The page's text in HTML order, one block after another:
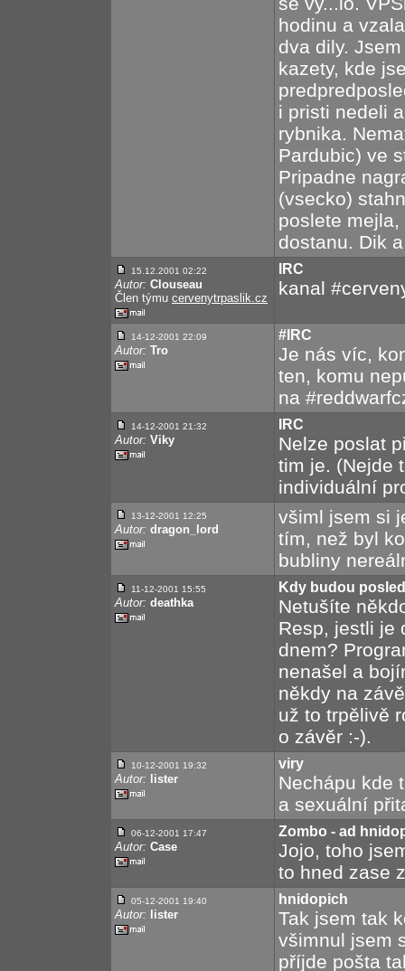
hodinu a
dva dily.
kazety, kde
i pristi nedeli
rybnika.
Pardubic) ve
Pripadne
(vsecko)
poslete
dostanu. Dik
15.12.2001 02:22
Autor: Clouseau
Člen týmu cervenytrpaslik.cz
IRC
kanal
14-12-2001 22:09
Autor: Tro
#IRC
Je nás víc,
ten, komu
na
14-12-2001 21:32
Autor: Viky
IRC
Nelze poslat
tim je. (Nejde
individuální
13-12-2001 12:25
Autor: dragon_lord
všiml jsem si
tím, než byl
bubliny
11-12-2001 15:55
Autor: deathka
Kdy budou
Netušíte
Resp, jestli je
dnem?
nenašel a
někdy na
už to trpělivě
o závěr :-).
10-12-2001 19:32
Autor: lister
viry
Nechápu kde
a sexuální
06-12-2001 17:47
Autor: Case
Zombo - ad
Jojo, toho
to hned zase
05-12-2001 19:40
Autor: lister
hnidopich
Tak jsem tak
všimnul jsem
příjde pošta